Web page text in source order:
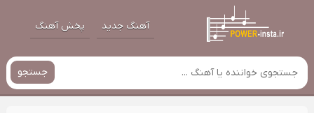
آهنگ جدید پخش آهنگ
جستجو